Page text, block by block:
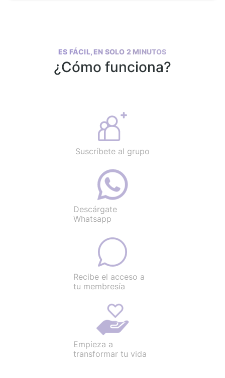
ES FÁCIL, EN SOLO 2 MINUTOS
¿Cómo funciona?
Suscríbete al grupo
Descárgate
Whatsapp
Recibe el acceso a
tu membresía
Empieza a
transformar tu vida